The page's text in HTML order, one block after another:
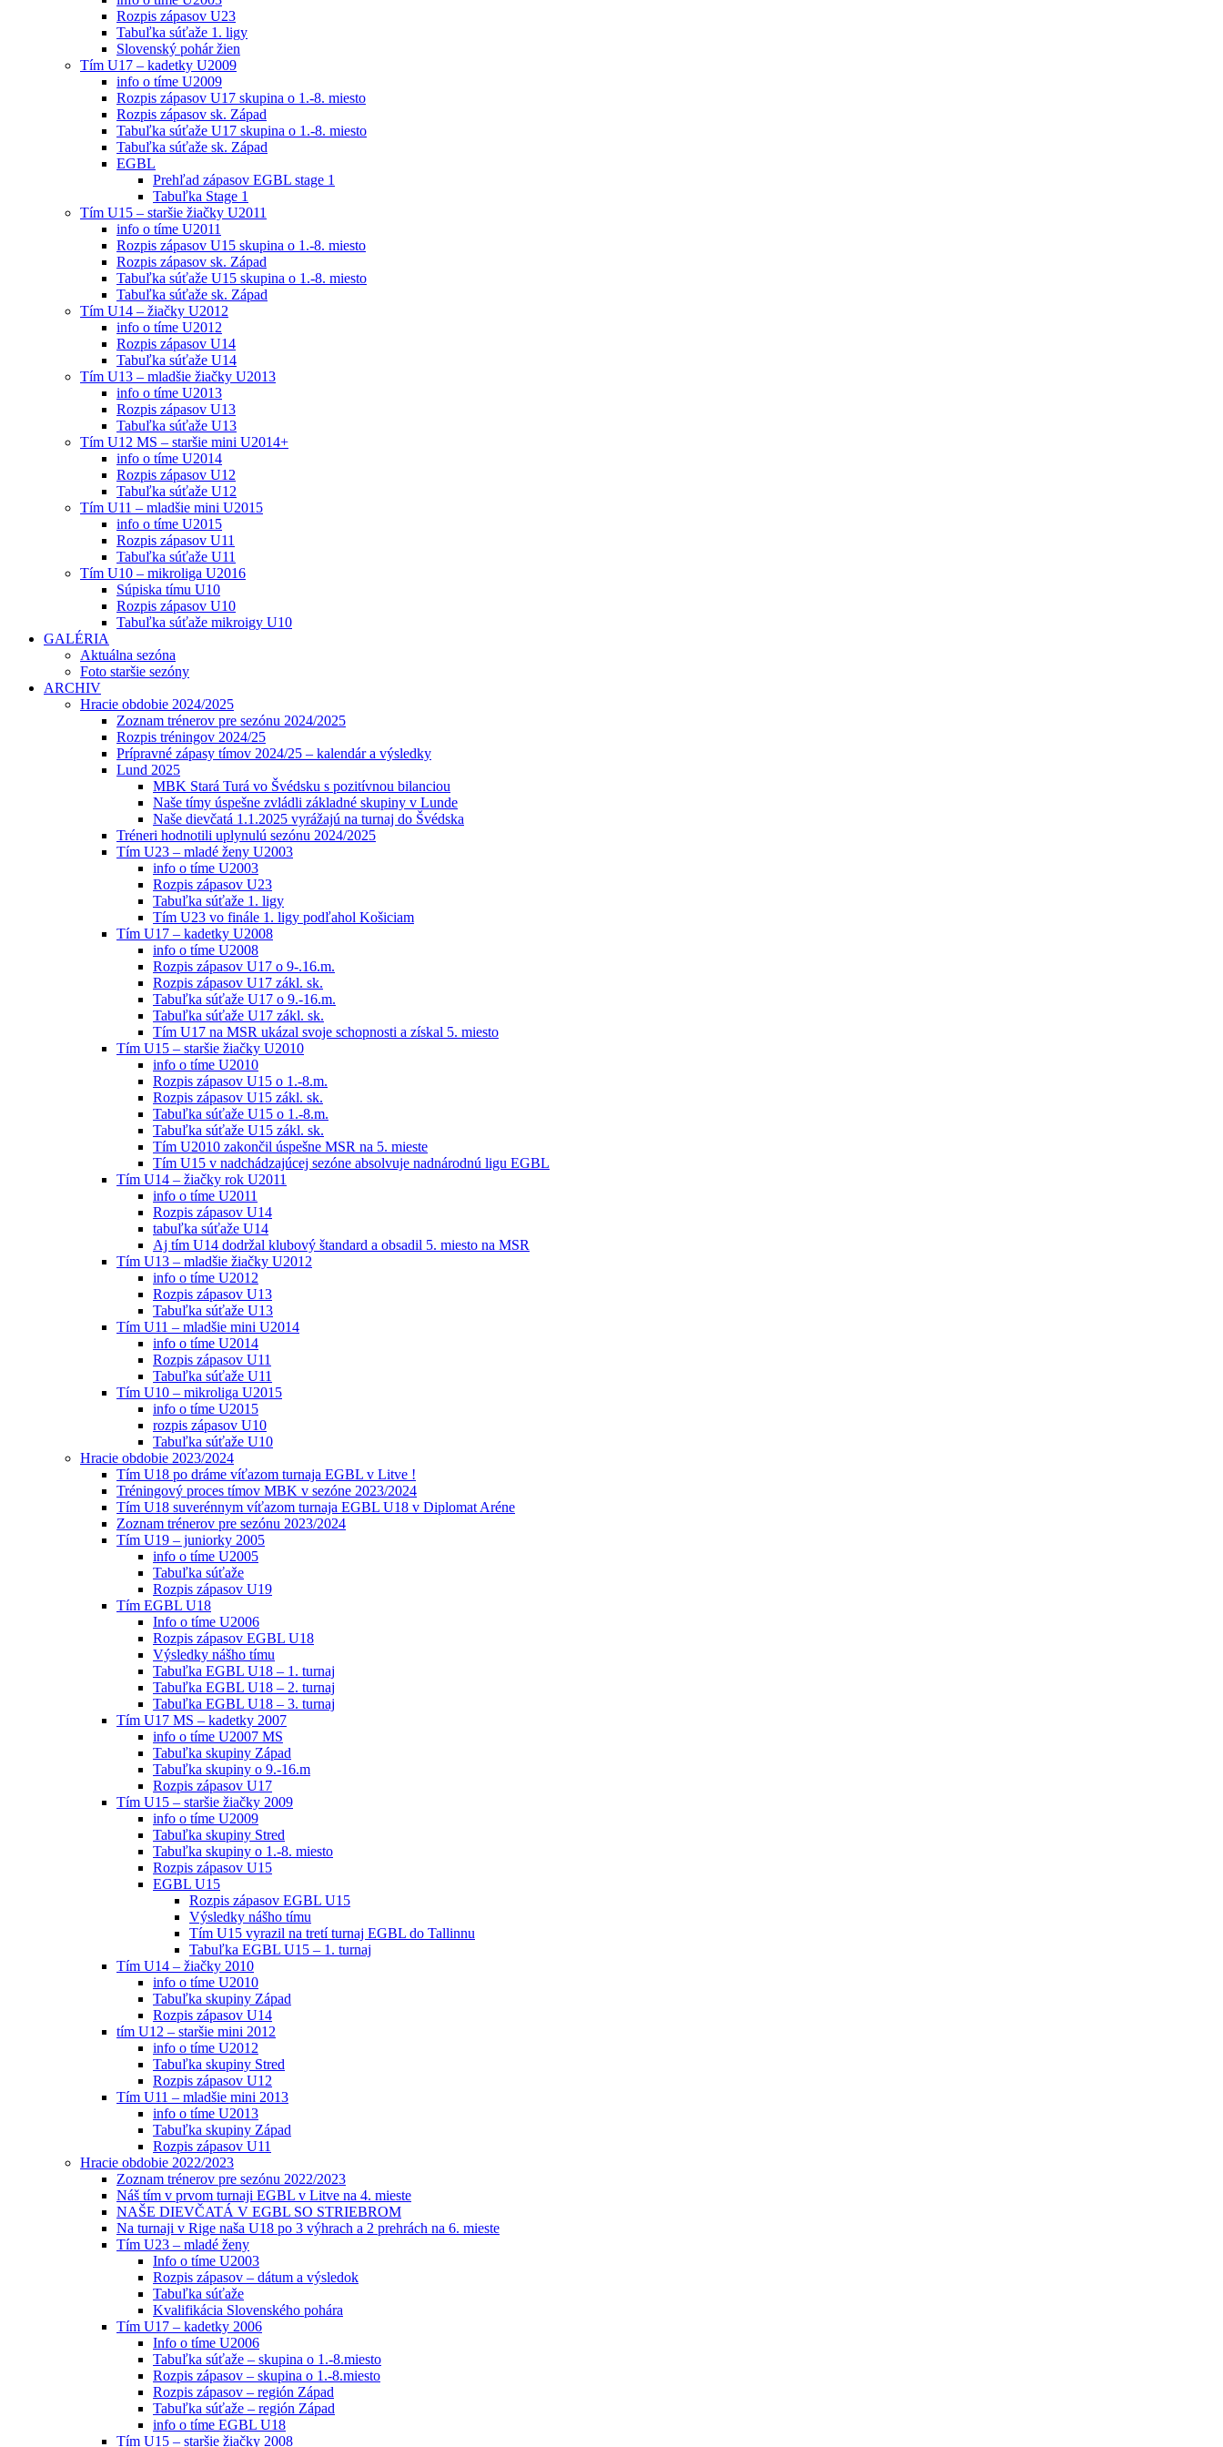
Rozpis zápasov U23
Tabuľka súťaže 1. ligy
Slovenský pohár žien
Tím U17 – kadetky U2009
info o tíme U2009
Rozpis zápasov U17 skupina o 1.-8. miesto
Rozpis zápasov sk. Západ
Tabuľka súťaže U17 skupina o 1.-8. miesto
Tabuľka súťaže sk. Západ
EGBL
Prehľad zápasov EGBL stage 1
Tabuľka Stage 1
Tím U15 – staršie žiačky U2011
info o tíme U2011
Rozpis zápasov U15 skupina o 1.-8. miesto
Rozpis zápasov sk. Západ
Tabuľka súťaže U15 skupina o 1.-8. miesto
Tabuľka súťaže sk. Západ
Tím U14 – žiačky U2012
info o tíme U2012
Rozpis zápasov U14
Tabuľka súťaže U14
Tím U13 – mladšie žiačky U2013
info o tíme U2013
Rozpis zápasov U13
Tabuľka súťaže U13
Tím U12 MS – staršie mini U2014+
info o tíme U2014
Rozpis zápasov U12
Tabuľka súťaže U12
Tím U11 – mladšie mini U2015
info o tíme U2015
Rozpis zápasov U11
Tabuľka súťaže U11
Tím U10 – mikroliga U2016
Súpiska tímu U10
Rozpis zápasov U10
Tabuľka súťaže mikroigy U10
GALÉRIA
Aktuálna sezóna
Foto staršie sezóny
ARCHIV
Hracie obdobie 2024/2025
Zoznam trénerov pre sezónu 2024/2025
Rozpis tréningov 2024/25
Prípravné zápasy tímov 2024/25 – kalendár a výsledky
Lund 2025
MBK Stará Turá vo Švédsku s pozitívnou bilanciou
Naše tímy úspešne zvládli základné skupiny v Lunde
Naše dievčatá 1.1.2025 vyrážajú na turnaj do Švédska
Tréneri hodnotili uplynulú sezónu 2024/2025
Tím U23 – mladé ženy U2003
info o tíme U2003
Rozpis zápasov U23
Tabuľka súťaže 1. ligy
Tím U23 vo finále 1. ligy podľahol Košiciam
Tím U17 – kadetky U2008
info o tíme U2008
Rozpis zápasov U17 o 9-.16.m.
Rozpis zápasov U17 zákl. sk.
Tabuľka súťaže U17 o 9.-16.m.
Tabuľka súťaže U17 zákl. sk.
Tím U17 na MSR ukázal svoje schopnosti a získal 5. miesto
Tím U15 – staršie žiačky U2010
info o tíme U2010
Rozpis zápasov U15 o 1.-8.m.
Rozpis zápasov U15 zákl. sk.
Tabuľka súťaže U15 o 1.-8.m.
Tabuľka súťaže U15 zákl. sk.
Tím U2010 zakončil úspešne MSR na 5. mieste
Tím U15 v nadchádzajúcej sezóne absolvuje nadnárodnú ligu EGBL
Tím U14 – žiačky rok U2011
info o tíme U2011
Rozpis zápasov U14
tabuľka súťaže U14
Aj tím U14 dodržal klubový štandard a obsadil 5. miesto na MSR
Tím U13 – mladšie žiačky U2012
info o tíme U2012
Rozpis zápasov U13
Tabuľka súťaže U13
Tím U11 – mladšie mini U2014
info o tíme U2014
Rozpis zápasov U11
Tabuľka súťaže U11
Tím U10 – mikroliga U2015
info o tíme U2015
rozpis zápasov U10
Tabuľka súťaže U10
Hracie obdobie 2023/2024
Tím U18 po dráme víťazom turnaja EGBL v Litve !
Tréningový proces tímov MBK v sezóne 2023/2024
Tím U18 suverénnym víťazom turnaja EGBL U18 v Diplomat Aréne
Zoznam trénerov pre sezónu 2023/2024
Tím U19 – juniorky 2005
info o tíme U2005
Tabuľka súťaže
Rozpis zápasov U19
Tím EGBL U18
Info o tíme U2006
Rozpis zápasov EGBL U18
Výsledky nášho tímu
Tabuľka EGBL U18 – 1. turnaj
Tabuľka EGBL U18 – 2. turnaj
Tabuľka EGBL U18 – 3. turnaj
Tím U17 MS – kadetky 2007
info o tíme U2007 MS
Tabuľka skupiny Západ
Tabuľka skupiny o 9.-16.m
Rozpis zápasov U17
Tím U15 – staršie žiačky 2009
info o tíme U2009
Tabuľka skupiny Stred
Tabuľka skupiny o 1.-8. miesto
Rozpis zápasov U15
EGBL U15
Rozpis zápasov EGBL U15
Výsledky nášho tímu
Tím U15 vyrazil na tretí turnaj EGBL do Tallinnu
Tabuľka EGBL U15 – 1. turnaj
Tím U14 – žiačky 2010
info o tíme U2010
Tabuľka skupiny Západ
Rozpis zápasov U14
tím U12 – staršie mini 2012
info o tíme U2012
Tabuľka skupiny Stred
Rozpis zápasov U12
Tím U11 – mladšie mini 2013
info o tíme U2013
Tabuľka skupiny Západ
Rozpis zápasov U11
Hracie obdobie 2022/2023
Zoznam trénerov pre sezónu 2022/2023
Náš tím v prvom turnaji EGBL v Litve na 4. mieste
NAŠE DIEVČATÁ V EGBL SO STRIEBROM
Na turnaji v Rige naša U18 po 3 výhrach a 2 prehrách na 6. mieste
Tím U23 – mladé ženy
Info o tíme U2003
Rozpis zápasov – dátum a výsledok
Tabuľka súťaže
Kvalifikácia Slovenského pohára
Tím U17 – kadetky 2006
Info o tíme U2006
Tabuľka súťaže – skupina o 1.-8.miesto
Rozpis zápasov – skupina o 1.-8.miesto
Rozpis zápasov – región Západ
Tabuľka súťaže – región Západ
info o tíme EGBL U18
Tím U15 – staršie žiačky 2008